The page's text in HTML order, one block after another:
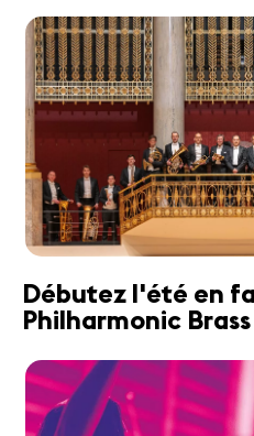
Débutez l'été en
Philharmonic Brass